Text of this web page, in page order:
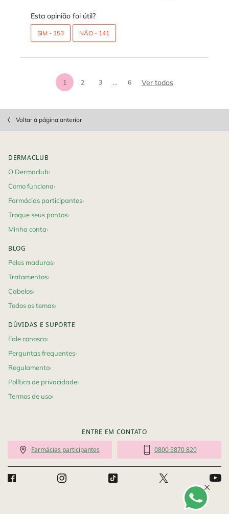
Esta opinião foi útil?
SIM - 153 NÃO - 141
Page 1 of 6. Current page
1 2 3 ... 6 Ver todos
Voltar à página anterior
DERMACLUB
O Dermaclub
Como funciona
Farmácias participantes
Troque seus pontos
Minha conta
BLOG
Peles maduras
Tratamentos
Cabelos
Todos os temas
DÚVIDAS E SUPORTE
Fale conosco
Perguntas frequentes
Regulamento
Política de privacidade
Termos de uso
ENTRE EM CONTATO
Farmácias participantes 0800 5870 820